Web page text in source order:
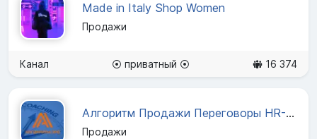
Made in Italy Shop Women
Продажи
Канал ⦿ приватный ⦿ 16 374
Алгоритм Продажи Переговоры HR-система
Продажи